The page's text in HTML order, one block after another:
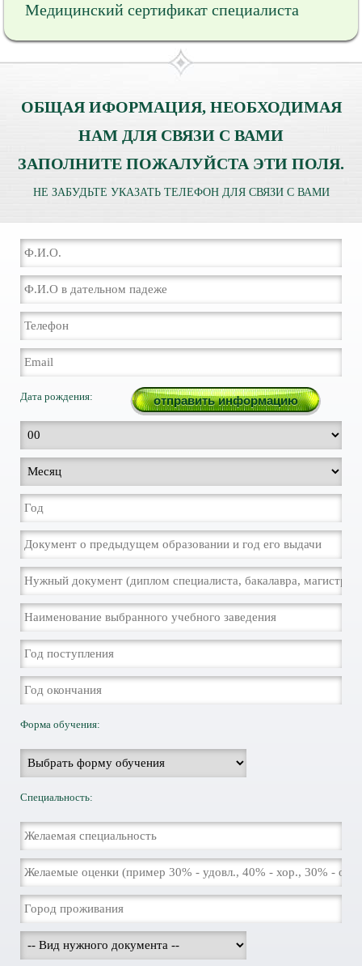
Медицинский сертификат специалиста
ОБЩАЯ ИФОРМАЦИЯ, НЕОБХОДИМАЯ
НАМ ДЛЯ СВЯЗИ С ВАМИ
ЗАПОЛНИТЕ ПОЖАЛУЙСТА ЭТИ ПОЛЯ.
НЕ ЗАБУДЬТЕ УКАЗАТЬ ТЕЛЕФОН ДЛЯ СВЯЗИ С ВАМИ
Дата рождения:
Форма обучения:
Специальность: